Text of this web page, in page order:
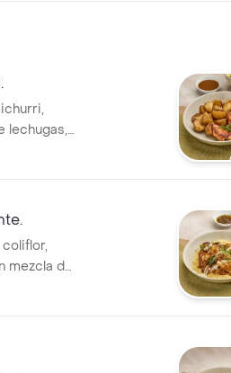
lechugas,
de
mezcla de
tahine